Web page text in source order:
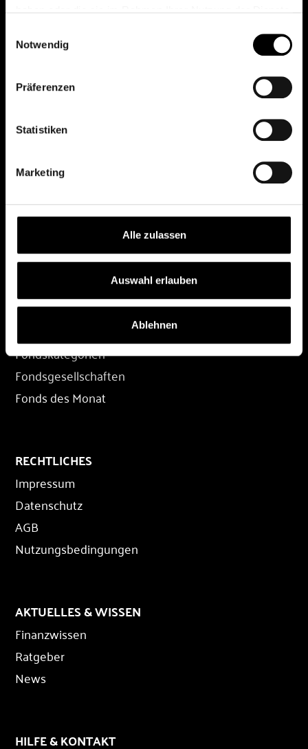
Notwendig
Präferenzen
Statistiken
Marketing
Alle zulassen
Auswahl erlauben
Ablehnen
All rights reserved.
Depot eröffnen
Depot übertragen
Konditionen
FONDS
Fondskategorien
Fondsgesellschaften
Fonds des Monat
RECHTLICHES
Impressum
Datenschutz
AGB
Nutzungsbedingungen
AKTUELLES & WISSEN
Finanzwissen
Ratgeber
News
HILFE & KONTAKT